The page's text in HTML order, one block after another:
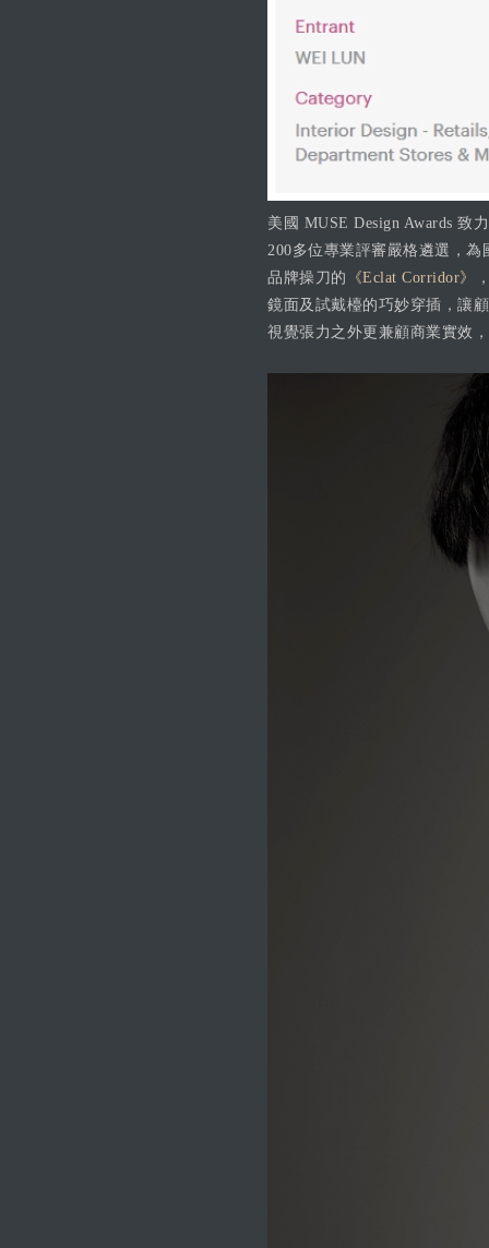
美國 MUSE Design Awards 致
200多位專業評審嚴格遴選，
品牌操刀的 《Eclat Corridor》
鏡面及試戴檯的巧妙穿插，讓
視覺張力之外更兼顧商業實效